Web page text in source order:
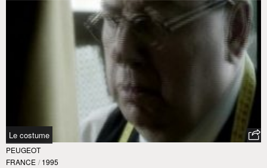
Le costume
PEUGEOT
FRANCE / 1995